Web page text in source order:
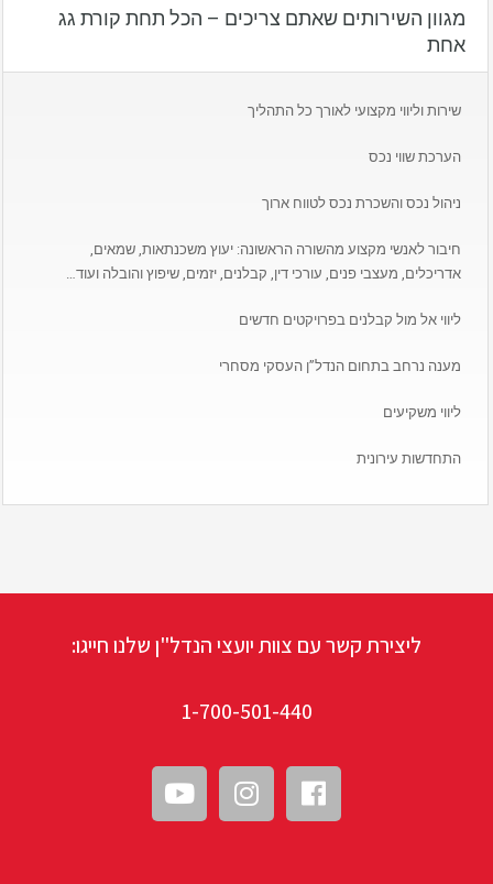
מגוון השירותים שאתם צריכים – הכל תחת קורת גג
אחת
שירות וליווי מקצועי לאורך כל התהליך
הערכת שווי נכס
ניהול נכס והשכרת נכס לטווח ארוך
חיבור לאנשי מקצוע מהשורה הראשונה: יעוץ משכנתאות, שמאים,
אדריכלים, מעצבי פנים, עורכי דין, קבלנים, יזמים, שיפוץ והובלה ועוד…
ליווי אל מול קבלנים בפרויקטים חדשים
מענה נרחב בתחום הנדל”ן העסקי מסחרי
ליווי משקיעים
התחדשות עירונית
ליצירת קשר עם צוות יועצי הנדל"ן שלנו חייגו:
1-700-501-440